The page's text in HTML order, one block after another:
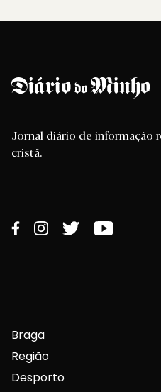
Jornal diário de informação
cristã.
Braga
Região
Desporto